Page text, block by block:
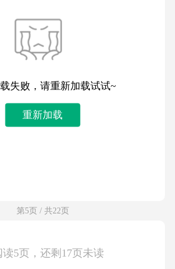
失败，请重新加载试试~
重新加载
第5页 / 共22页
读5页，还剩17页未读